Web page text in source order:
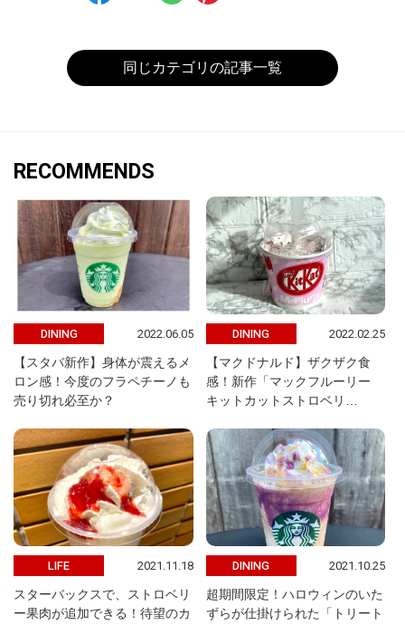
同じカテゴリの記事一覧
RECOMMENDS
DINING 2022.06.05
【スタバ新作】身体が震えるメ
ロン感！今度のフラペチーノも
売り切れ必至か？
DINING 2022.02.25
【マクドナルド】ザクザク食
感！新作「マックフルーリー
キットカットストロベリ…
LIFE 2021.11.18
スターバックスで、ストロベリ
ー果肉が追加できる！待望のカ
DINING 2021.10.25
超期間限定！ハロウィンのいた
ずらが仕掛けられた「トリート